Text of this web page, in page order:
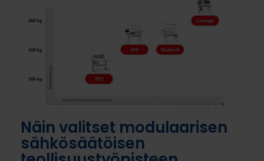
Näin valitset modulaarisen
sähkösäätöisen